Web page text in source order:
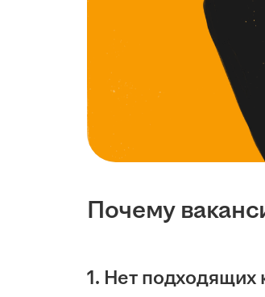
Почему
1. Нет подходящих